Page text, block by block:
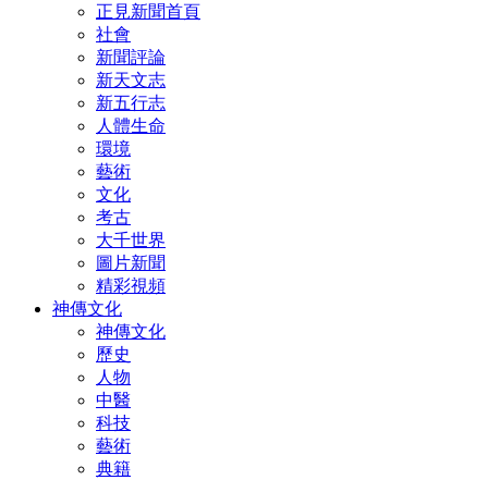
正見新聞首頁
社會
新聞評論
新天文志
新五行志
人體生命
環境
藝術
文化
考古
大千世界
圖片新聞
精彩視頻
神傳文化
神傳文化
歷史
人物
中醫
科技
藝術
典籍